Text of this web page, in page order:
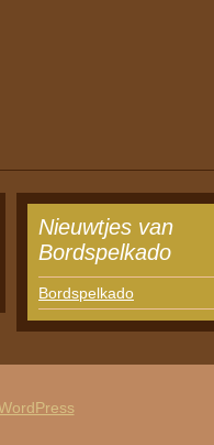
Nieuwtjes van
Bordspelkado
Bordspelkado